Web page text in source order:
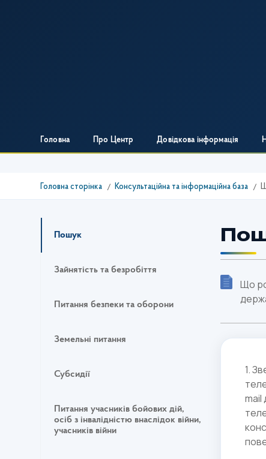
Головна Про Центр Довідкова інформація
Головна сторінка Консультаційна та інформаційна база
Пошук
Зайнятість та безробіття
Питання безпеки та оборони
Земельні питання
Субсидії
Питання учасників бойових дій,
осіб з інвалідністю внаслідок війни,
учасників війни
Що
1.
mail